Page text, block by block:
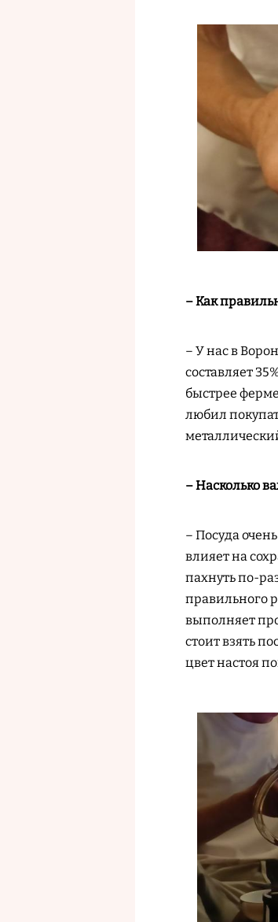
– Как
– У нас в
составляет
быстрее
любил
– Насколько
– Посуда
влияет на
пахнуть по-
правильного
выполняет
стоит взять
цвет настоя